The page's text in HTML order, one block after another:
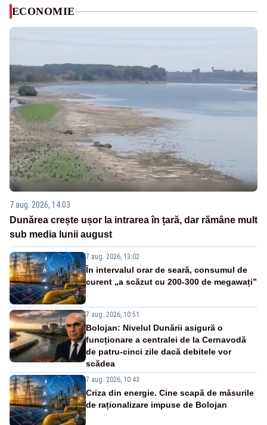
ECONOMIE
7 aug. 2026, 14:03
Dunărea crește ușor la intrarea în țară, dar rămâne mult
sub media lunii august
7 aug. 2026, 13:02
În intervalul orar de seară, consumul de
curent „a scăzut cu 200-300 de megawați”
7 aug. 2026, 10:51
Bolojan: Nivelul Dunării asigură o
funcționare a centralei de la Cernavodă
de patru-cinci zile dacă debitele vor
scădea
7 aug. 2026, 10:43
Criza din energie. Cine scapă de măsurile
de raționalizare impuse de Bolojan